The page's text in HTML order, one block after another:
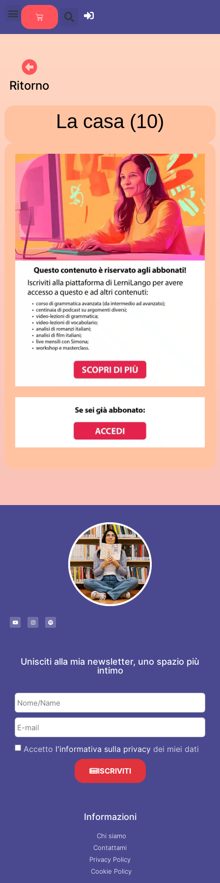
Ritorno
La casa (10)
Unisciti alla mia newsletter, uno spazio più
intimo
Accetto l'informativa sulla privacy dei miei dati
ISCRIVITI
Informazioni
Chi siamo
Contattami
Privacy Policy
Cookie Policy